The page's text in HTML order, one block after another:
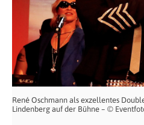
René Oschmann als exzellentes
Lindenberg auf der Bühne – ©